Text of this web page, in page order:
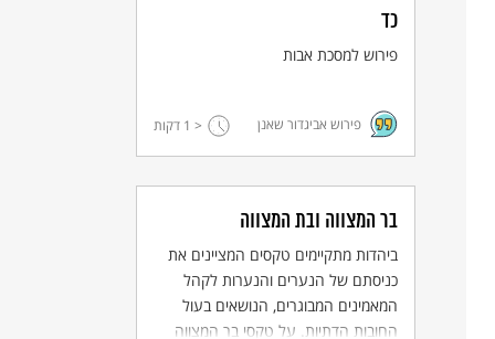
כד
פירוש למסכת אבות
פירוש אביגדור שאנן < 1 דקות
בר המצווה ובת המצווה
ביהדות מתקיימים טקסים המציינים את
כניסתם של הנערים והנערות לקהל
המאמינים המבוגרים, הנושאים בעול
החובות הדתיות. על טקסי בר המצווה